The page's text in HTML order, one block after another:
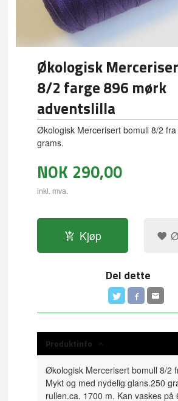
Økologisk
8/2 farge 896 mørk
adventslilla
Økologisk Mercerisert bomull 8/2 fra
grams.
NOK 290,00
inkl. mva.
Kjøp
Del dette
Produktinfo
Økologisk Mercerisert bomull 8/2
Mykt og med nydelig glans.250
rullen.ca. 1700 m. Kan vaskes på